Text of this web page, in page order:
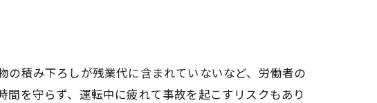
積み下ろしが残業代に含まれていないなど、労働者の
を守らず、運転中に疲れて事故を起こすリスクもあり